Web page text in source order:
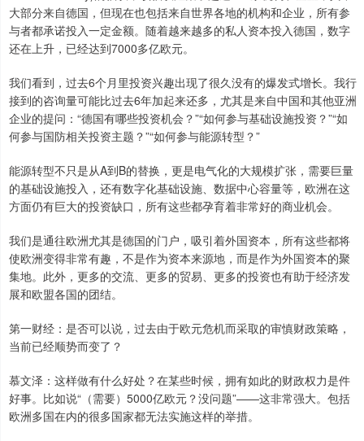
大部分来自德国，但现在也包括来自世界各地的机构和企业，所有参
与者都承诺投入一定金额。随着越来越多的私人资本投入德国，数字
还在上升，已经达到7000多亿欧元。
我们看到，过去6个月里投资兴趣出现了很久没有的爆发式增长。我行
接到的咨询量可能比过去6年加起来还多，尤其是来自中国和其他亚洲
企业的提问：“德国有哪些投资机会？”“如何参与基础设施投资？”“如
何参与国防相关投资主题？”“如何参与能源转型？”
能源转型不只是从A到B的替换，更是电气化的大规模扩张，需要巨量
的基础设施投入，还有数字化基础设施、数据中心容量等，欧洲在这
方面仍有巨大的投资缺口，所有这些都孕育着非常好的商业机会。
我们是通往欧洲尤其是德国的门户，吸引着外国资本，所有这些都将
使欧洲变得非常有趣，不是作为资本来源地，而是作为外国资本的聚
集地。此外，更多的交流、更多的贸易、更多的投资也有助于经济发
展和欧盟各国的团结。
第一财经：是否可以说，过去由于欧元危机而采取的审慎财政策略，
当前已经顺势而变了？
慕文泽：这样做有什么好处？在某些时候，拥有如此的财政权力是件
好事。比如说“（需要）5000亿欧元？没问题”——这非常强大。包括
欧洲多国在内的很多国家都无法实施这样的举措。